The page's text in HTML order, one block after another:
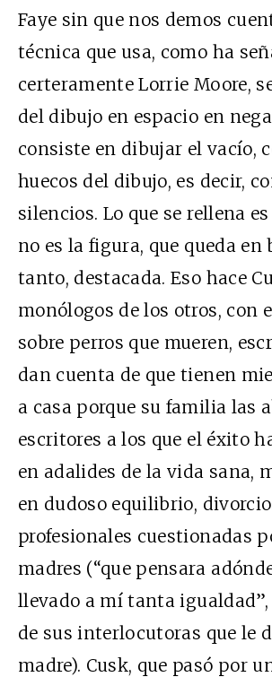
Faye sin que nos demos
técnica que usa, como ha
certeramente Lorrie Moore,
del dibujo en espacio en
consiste en dibujar el vacío,
huecos del dibujo, es decir,
silencios. Lo que se rellena
no es la figura, que queda en
tanto, destacada. Eso hace
monólogos de los otros, con
sobre perros que mueren,
dan cuenta de que tienen
a casa porque su familia las
escritores a los que el éxito
en adalides de la vida sana,
en dudoso equilibrio,
profesionales cuestionadas
madres (“que pensara
llevado a mí tanta
de sus interlocutoras que le
madre). Cusk, que pasó por